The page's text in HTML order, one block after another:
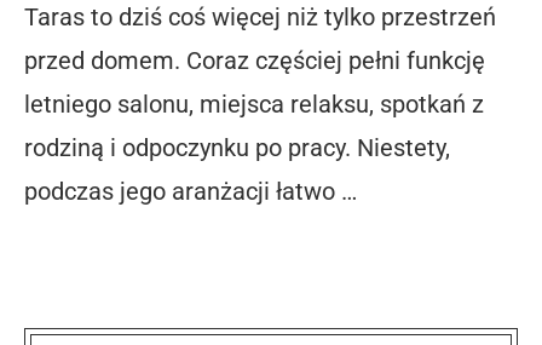
Taras to dziś coś więcej niż tylko przestrzeń
przed domem. Coraz częściej pełni funkcję
letniego salonu, miejsca relaksu, spotkań z
rodziną i odpoczynku po pracy. Niestety,
podczas jego aranżacji łatwo …